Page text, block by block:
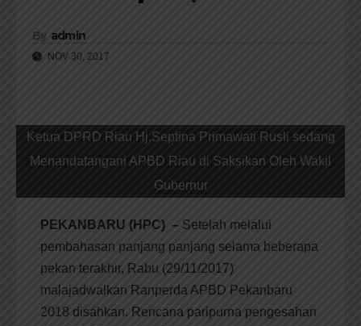
By admin
NOV 30, 2017
Ketua DPRD Riau Hj.Septina Primawati Rusli sedang
Menandatangani APBD Riau di Saksikan Oleh Wakil
Gubernur
PEKANBARU (HPC) – Setelah melalui
pembahasan panjang panjang selama beberapa
pekan terakhir, Rabu (29/11/2017)
malajadwalkan Ranperda APBD Pekanbaru
2018 disahkan. Rencana paripurna pengesahan